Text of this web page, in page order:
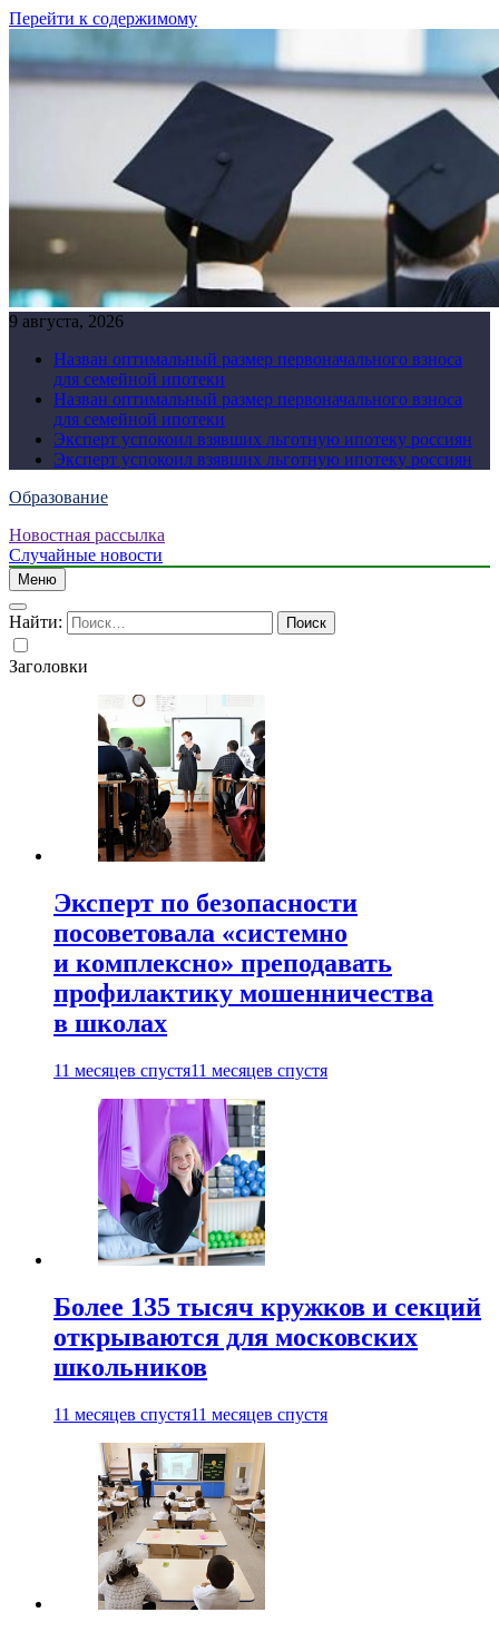
Перейти к содержимому
9 августа, 2026
Назван оптимальный размер первоначального взноса
для семейной ипотеки
Назван оптимальный размер первоначального взноса
для семейной ипотеки
Эксперт успокоил взявших льготную ипотеку россиян
Эксперт успокоил взявших льготную ипотеку россиян
Образование
Новостная рассылка
Случайные новости
Меню
Найти:
Заголовки
Эксперт по безопасности
посоветовала «системно
и комплексно» преподавать
профилактику мошенничества
в школах
11 месяцев спустя11 месяцев спустя
Более 135 тысяч кружков и секций
открываются для московских
школьников
11 месяцев спустя11 месяцев спустя